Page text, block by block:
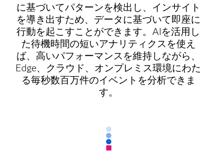
に基づいてパターンを検出し、インサイト
を導き出すため、データに基づいて即座に
行動を起こすことができます。AIを活用し
た待機時間の短いアナリティクスを使え
ば、高いパフォーマンスを維持しながら、
Edge、クラウド、オンプレミス環境にわた
る毎秒数百万件のイベントを分析できま
す。